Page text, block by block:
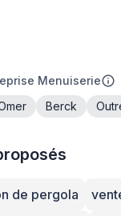
Menuiserie
Berck
de pergola